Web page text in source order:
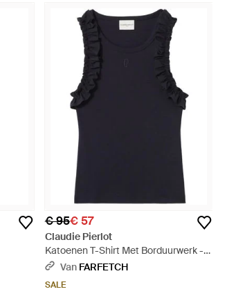
€ 95€ 57
Claudie Pierlot
Katoenen T-Shirt Met Borduurwerk -
Zwart
Van FARFETCH
SALE